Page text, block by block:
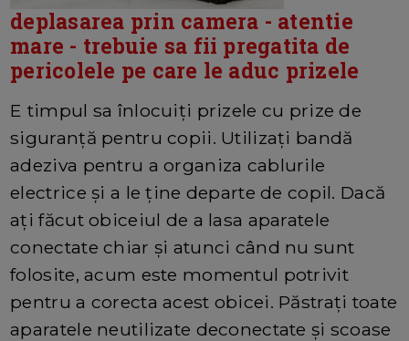
deplasarea prin camera - atentie
mare - trebuie sa fii pregatita de
pericolele pe care le aduc prizele
E timpul sa înlocuiți prizele cu prize de
siguranță pentru copii. Utilizați bandă
adeziva pentru a organiza cablurile
electrice și a le ține departe de copil. Dacă
ați făcut obiceiul de a lasa aparatele
conectate chiar și atunci când nu sunt
folosite, acum este momentul potrivit
pentru a corecta acest obicei. Păstrați toate
aparatele neutilizate deconectate și scoase